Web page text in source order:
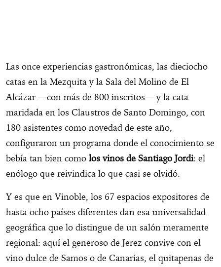
Las once experiencias gastronómicas, las dieciocho
catas en la Mezquita y la Sala del Molino de El
Alcázar —con más de 800 inscritos— y la cata
maridada en los Claustros de Santo Domingo, con
180 asistentes como novedad de este año,
configuraron un programa donde el conocimiento se
bebía tan bien como los vinos de Santiago Jordi: el
enólogo que reivindica lo que casi se olvidó.
Y es que en Vinoble, los 67 espacios expositores de
hasta ocho países diferentes dan esa universalidad
geográfica que lo distingue de un salón meramente
regional: aquí el generoso de Jerez convive con el
vino dulce de Samos o de Canarias, el quitapenas de